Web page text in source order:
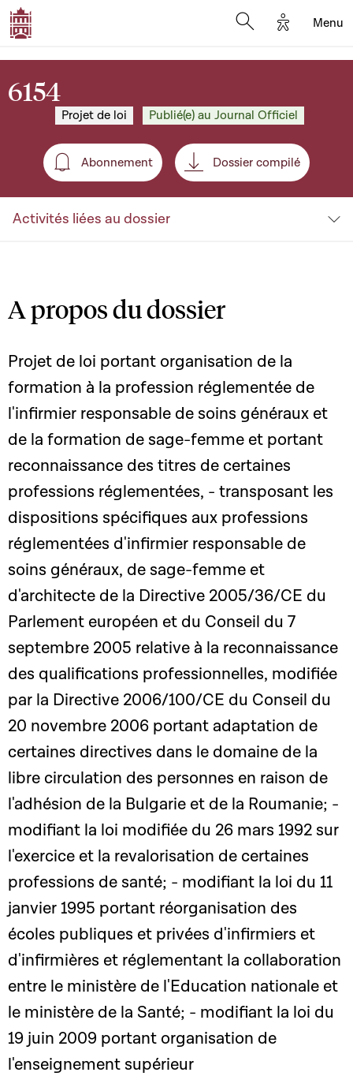
Options
Menu
6154
Projet de loi Publié(e) au Journal Officiel
Abonnement
Abonnement Dossier compilé
Activités liées au dossier
A propos du dossier
Projet de loi portant organisation de la
formation à la profession réglementée de
l'infirmier responsable de soins généraux et
de la formation de sage-femme et portant
reconnaissance des titres de certaines
professions réglementées, - transposant les
dispositions spécifiques aux professions
réglementées d'infirmier responsable de
soins généraux, de sage-femme et
d'architecte de la Directive 2005/36/CE du
Parlement européen et du Conseil du 7
septembre 2005 relative à la reconnaissance
des qualifications professionnelles, modifiée
par la Directive 2006/100/CE du Conseil du
20 novembre 2006 portant adaptation de
certaines directives dans le domaine de la
libre circulation des personnes en raison de
l'adhésion de la Bulgarie et de la Roumanie; -
modifiant la loi modifiée du 26 mars 1992 sur
l'exercice et la revalorisation de certaines
professions de santé; - modifiant la loi du 11
janvier 1995 portant réorganisation des
écoles publiques et privées d'infirmiers et
d'infirmières et réglementant la collaboration
entre le ministère de l'Education nationale et
le ministère de la Santé; - modifiant la loi du
19 juin 2009 portant organisation de
l'enseignement supérieur